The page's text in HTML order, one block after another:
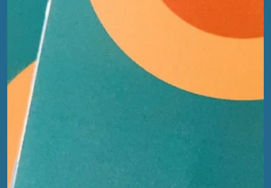
Nietzsche) gelehrt wurde und der Synth Basic Workshop zur
Mutprobe wurde. Im Atelier feierte die DIY-Kultur den Löt-
Workshop, ergänzt durch die notwendige Lektion von Hörstil.
Hier wurde nicht nur gefeiert, sondern knallhart gelernt.